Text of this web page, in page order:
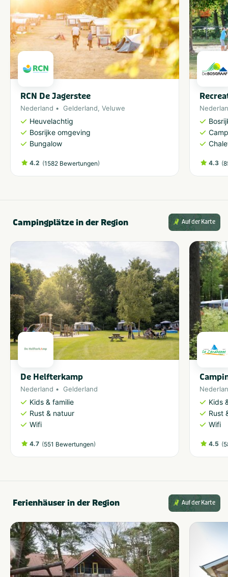
RCN De Jagerstee
Nederland Gelderland, Veluwe
Heuvelachtig
Bosrijke omgeving
Bungalow
4.2 (1582 Bewertungen) 4.3 (
Campingplätze in der Region Auf der Karte
De Helfterkamp
Nederland Gelderland
Kids & familie
Rust & natuur
Wifi
4.7 (551 Bewertungen)
Kids
Rust
Wifi
4.5 (
Ferienhäuser in der Region Auf der Karte